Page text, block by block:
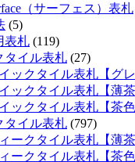
（サーフェス）表札
(5)
表札 (119)
タイル表札 (27)
ックタイル表札【グレ
ックタイル表札【薄茶
ックタイル表札【茶色
タイル表札 (797)
ークタイル表札【薄茶
ークタイル表札【茶色